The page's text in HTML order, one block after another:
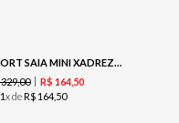
SHORT SAIA MINI XADREZ-PRETO
329,00 R$ 164 50
1x deR$ 164 50